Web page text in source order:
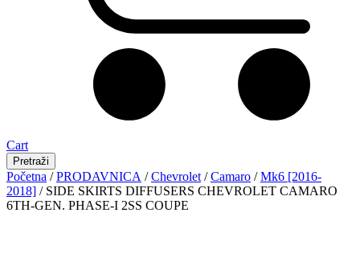
Cart
Pretraži
Početna /PRODAVNICA /Chevrolet /Camaro /Mk6 [2016-
2018] / SIDE SKIRTS DIFFUSERS CHEVROLET CAMARO
6TH-GEN. PHASE-I 2SS COUPE